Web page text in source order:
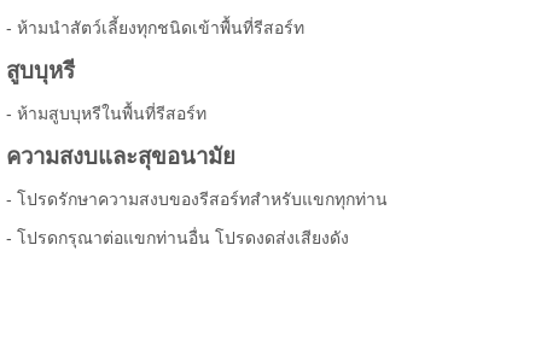
- ห้ามนำสัตว์เลี้ยงทุกชนิดเข้าพื้นที่รีสอร์ท
สูบบุหรี
- ห้ามสูบบุหรีในพื้นที่รีสอร์ท
ความสงบและสุขอนามัย
- โปรดรักษาความสงบของรีสอร์ทสำหรับแขกทุกท่าน
- โปรดกรุณาต่อแขกท่านอื่น โปรดงดส่งเสียงดัง